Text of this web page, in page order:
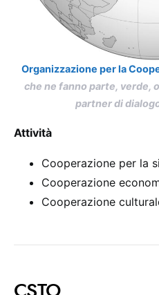
Organizzazione per la
che ne fanno parte, verde,
partner di
Attività
Cooperazione per la
Cooperazione
Cooperazione